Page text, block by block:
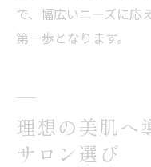
で、幅広いニーズに応
第一歩となります。
理想の美肌へ
サロン選び